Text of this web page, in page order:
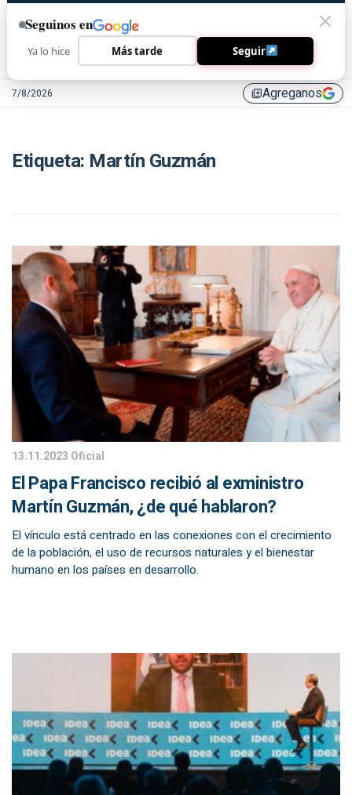
7/8/2026 library_addAgreganos
Etiqueta: Martín Guzmán
13.11.2023 Oficial
El Papa Francisco recibió al exministro
Martín Guzmán, ¿de qué hablaron?
El vínculo está centrado en las conexiones con el crecimiento
de la población, el uso de recursos naturales y el bienestar
humano en los países en desarrollo.
Seguinos en
Ya lo hice Más tarde Seguir